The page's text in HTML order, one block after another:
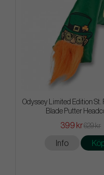
Odyssey Limited Edition St.
Blade Putter
399 kr629 kr
Info